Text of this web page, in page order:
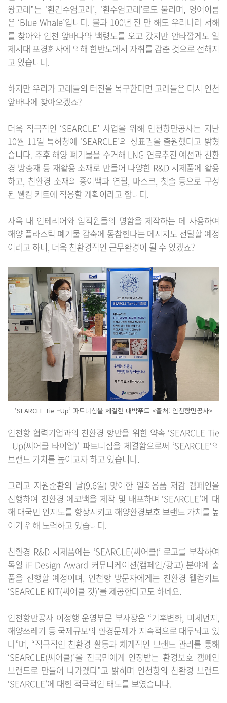
왕고래”는 ‘흰긴수염고래’, ‘흰수염고래’로도 불리며, 영어이름
은 ‘Blue Whale’입니다. 불과 100년 전 만 해도 우리나라 서해
를 찾아와 인천 앞바다와 백령도를 오고 갔지만 안타깝게도 일
제시대 포경회사에 의해 한반도에서 자취를 감춘 것으로 전해지
고 있습니다.
하지만 우리가 고래들의 터전을 복구한다면 고래들은 다시 인천
앞바다에 찾아오겠죠?
더욱 적극적인 ‘SEARCLE’ 사업을 위해 인천항만공사는 지난
10월 11일 특허청에 ‘SEARCLE’의 상표권을 출원했다고 밝혔
습니다. 추후 해양 폐기물을 수거해 LNG 연료추진 예선과 친환
경 방충재 등 재활용 소재로 만들어 다양한 R&D 시제품에 활용
하고, 친환경 소재의 종이백과 연필, 마스크, 칫솔 등으로 구성
된 웰컴 키트에 적용할 계획이라고 합니다.
사옥 내 인테리어와 임직원들의 명함을 제작하는 데 사용하여
해양 플라스틱 폐기물 감축에 동참한다는 메시지도 전달할 예정
이라고 하니, 더욱 친환경적인 근무환경이 될 수 있겠죠?
‘SEARCLE Tie –Up’ 파트너십을 체결한 대박푸드 <출처: 인천항만공사>
인천항 협력기업과의 친환경 항만을 위한 약속 ‘SEARCLE Tie
–Up(씨어클 타이업)’ 파트너십을 체결함으로써 ‘SEARCLE‘의
브랜드 가치를 높이고자 하고 있습니다.
그리고 자원순환의 날(9.6일) 맞이한 일회용품 저감 캠페인을
진행하여 친환경 에코백을 제작 및 배포하며 ‘SEARCLE’에 대
해 대국민 인지도를 향상시키고 해양환경보호 브랜드 가치를 높
이기 위해 노력하고 있습니다.
친환경 R&D 시제품에는 ‘SEARCLE(씨어클)’ 로고를 부착하여
독일 iF Design Award 커뮤니케이션(캠페인/광고) 분야에 출
품을 진행할 예정이며, 인천항 방문자에게는 친환경 웰컴키트
‘SEARCLE KIT(씨어클 킷)’를 제공한다고도 하네요.
인천항만공사 이정행 운영부문 부사장은 “기후변화, 미세먼지,
해양쓰레기 등 국제규모의 환경문제가 지속적으로 대두되고 있
다”며, “적극적인 친환경 활동과 체계적인 브랜드 관리를 통해
‘SEARCLE(씨어클)’을 전국민에게 인정받는 환경보호 캠페인
브랜드로 만들어 나가겠다”고 밝히며 인천항의 친환경 브랜드
‘SEARCLE’에 대한 적극적인 태도를 보였습니다.